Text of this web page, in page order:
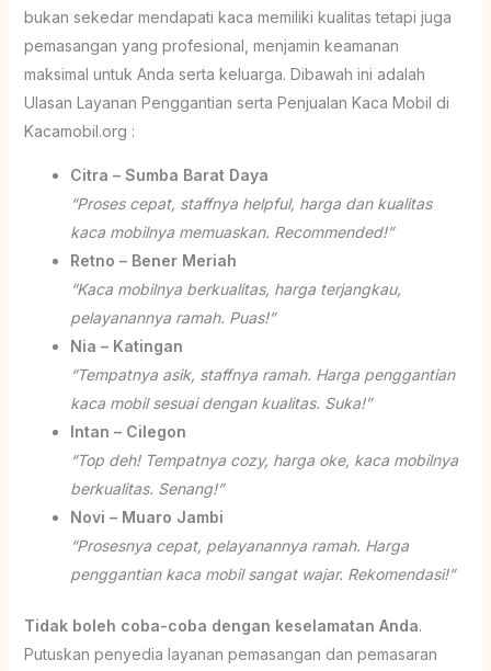
bukan sekedar mendapati kaca memiliki kualitas tetapi juga
pemasangan yang profesional, menjamin keamanan
maksimal untuk Anda serta keluarga. Dibawah ini adalah
Ulasan Layanan Penggantian serta Penjualan Kaca Mobil di
Kacamobil.org :
Citra – Sumba Barat Daya
“Proses cepat, staffnya helpful, harga dan kualitas
kaca mobilnya memuaskan. Recommended!”
Retno – Bener Meriah
“Kaca mobilnya berkualitas, harga terjangkau,
pelayanannya ramah. Puas!”
Nia – Katingan
“Tempatnya asik, staffnya ramah. Harga penggantian
kaca mobil sesuai dengan kualitas. Suka!”
Intan – Cilegon
“Top deh! Tempatnya cozy, harga oke, kaca mobilnya
berkualitas. Senang!”
Novi – Muaro Jambi
“Prosesnya cepat, pelayanannya ramah. Harga
penggantian kaca mobil sangat wajar. Rekomendasi!”
Tidak boleh coba-coba dengan keselamatan Anda.
Putuskan penyedia layanan pemasangan dan pemasaran